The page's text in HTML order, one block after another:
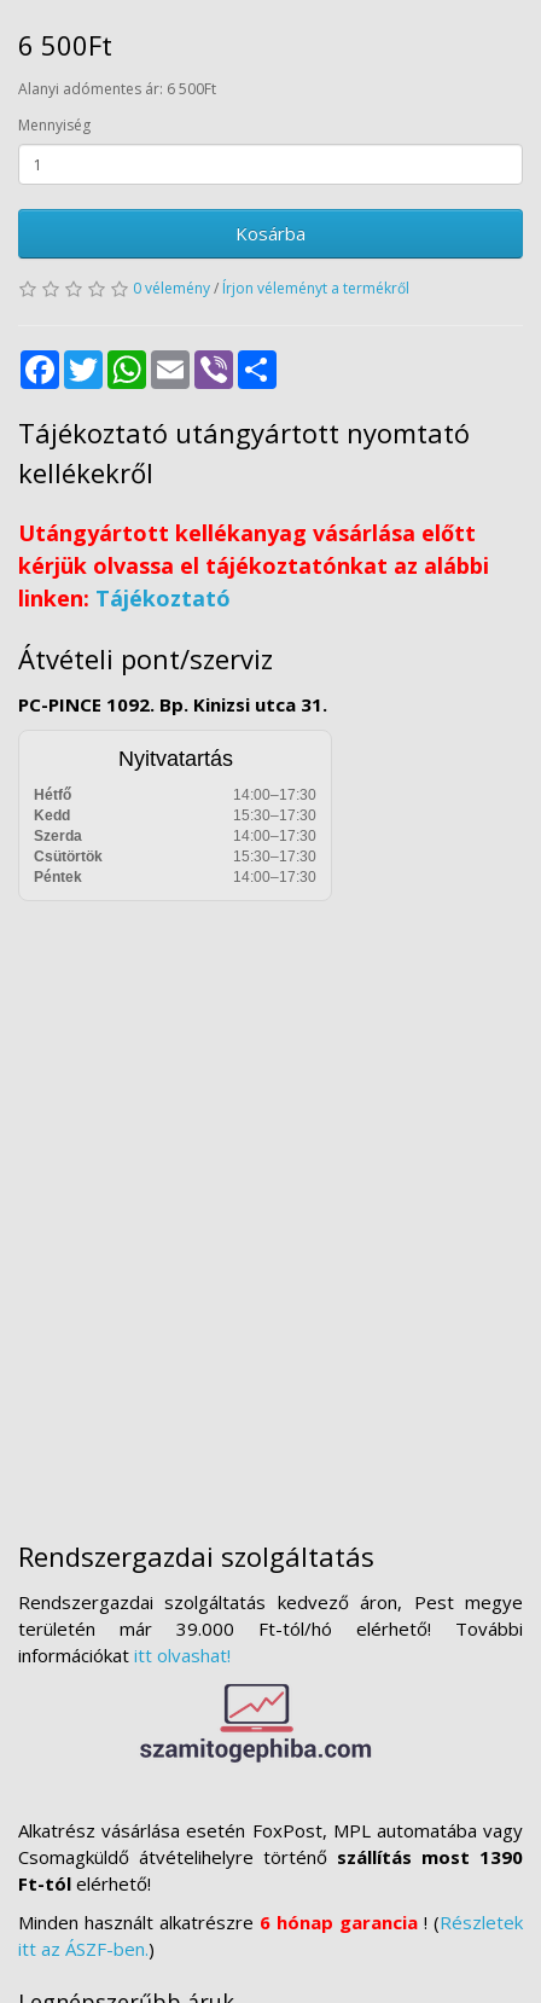
6 500Ft
Alanyi adómentes ár: 6 500Ft
Mennyiség
Kosárba
0 vélemény/ Írjon véleményt a termékről
FacebookTwitter WhatsApp
Email Viber
Tájékoztató utángyártott nyomtató
kellékekről
Utángyártott kellékanyag vásárlása előtt
kérjük olvassa el tájékoztatónkat az alábbi
linken: Tájékoztató
Átvételi pont/szerviz
PC-PINCE 1092. Bp. Kinizsi utca 31.
Nyitvatartás
Hétfő
14:00–17:30
Kedd
15:30–17:30
Szerda
14:00–17:30
Csütörtök
15:30–17:30
Péntek
14:00–17:30
Rendszergazdai szolgáltatás
Rendszergazdai szolgáltatás kedvező áron, Pest megye
területén már 39.000 Ft-tól/hó elérhető! További
információkat itt olvashat!
Alkatrész vásárlása esetén FoxPost, MPL automatába vagy
Csomagküldő átvételihelyre történő szállítás most 1390
Ft-tól elérhető!
Minden használt alkatrészre 6 hónap garancia ! (Részletek
itt az ÁSZF-ben.)